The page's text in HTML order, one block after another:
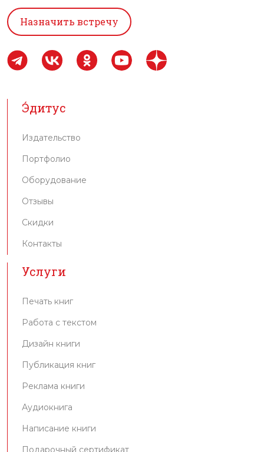
Назначить встречу
Э́дитус
Издательство
Портфолио
Оборудование
Отзывы
Скидки
Контакты
Услуги
Печать книг
Работа с текстом
Дизайн книги
Публикация книг
Реклама книги
Аудиокнига
Написание книги